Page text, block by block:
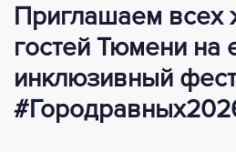
Приглашаем всех
гостей Тюмени на
инклюзивный